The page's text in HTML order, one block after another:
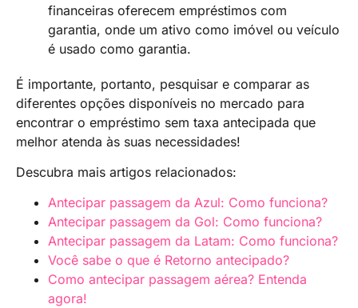
financeiras oferecem empréstimos com
garantia, onde um ativo como imóvel ou veículo
é usado como garantia.
É importante, portanto, pesquisar e comparar as
diferentes opções disponíveis no mercado para
encontrar o empréstimo sem taxa antecipada que
melhor atenda às suas necessidades!
Descubra mais artigos relacionados:
Antecipar passagem da Azul: Como funciona?
Antecipar passagem da Gol: Como funciona?
Antecipar passagem da Latam: Como funciona?
Você sabe o que é Retorno antecipado?
Como antecipar passagem aérea? Entenda
agora!